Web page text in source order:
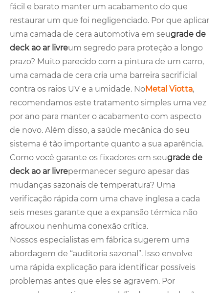
fácil e barato manter um acabamento do que
restaurar um que foi negligenciado. Por que aplicar
uma camada de cera automotiva em seugrade de
deck ao ar livreum segredo para proteção a longo
prazo? Muito parecido com a pintura de um carro,
uma camada de cera cria uma barreira sacrificial
contra os raios UV e a umidade. NoMetal Viotta,
recomendamos este tratamento simples uma vez
por ano para manter o acabamento com aspecto
de novo. Além disso, a saúde mecânica do seu
sistema é tão importante quanto a sua aparência.
Como você garante os fixadores em seugrade de
deck ao ar livrepermanecer seguro apesar das
mudanças sazonais de temperatura? Uma
verificação rápida com uma chave inglesa a cada
seis meses garante que a expansão térmica não
afrouxou nenhuma conexão crítica.
Nossos especialistas em fábrica sugerem uma
abordagem de “auditoria sazonal”. Isso envolve
uma rápida explicação para identificar possíveis
problemas antes que eles se agravem. Por